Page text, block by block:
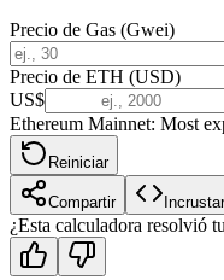
Precio de Gas (Gwei)
Precio de ETH (USD)
US$
Ethereum Mainnet: Most
Reiniciar
Compartir Incrustar
¿Esta calculadora resolvió